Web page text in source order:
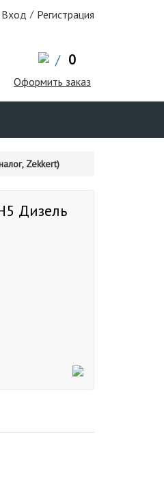
Вход / Регистрация
/ 0
Оформить заказ
Zekkert)
Дизель